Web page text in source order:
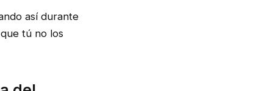
así durante
tú no los